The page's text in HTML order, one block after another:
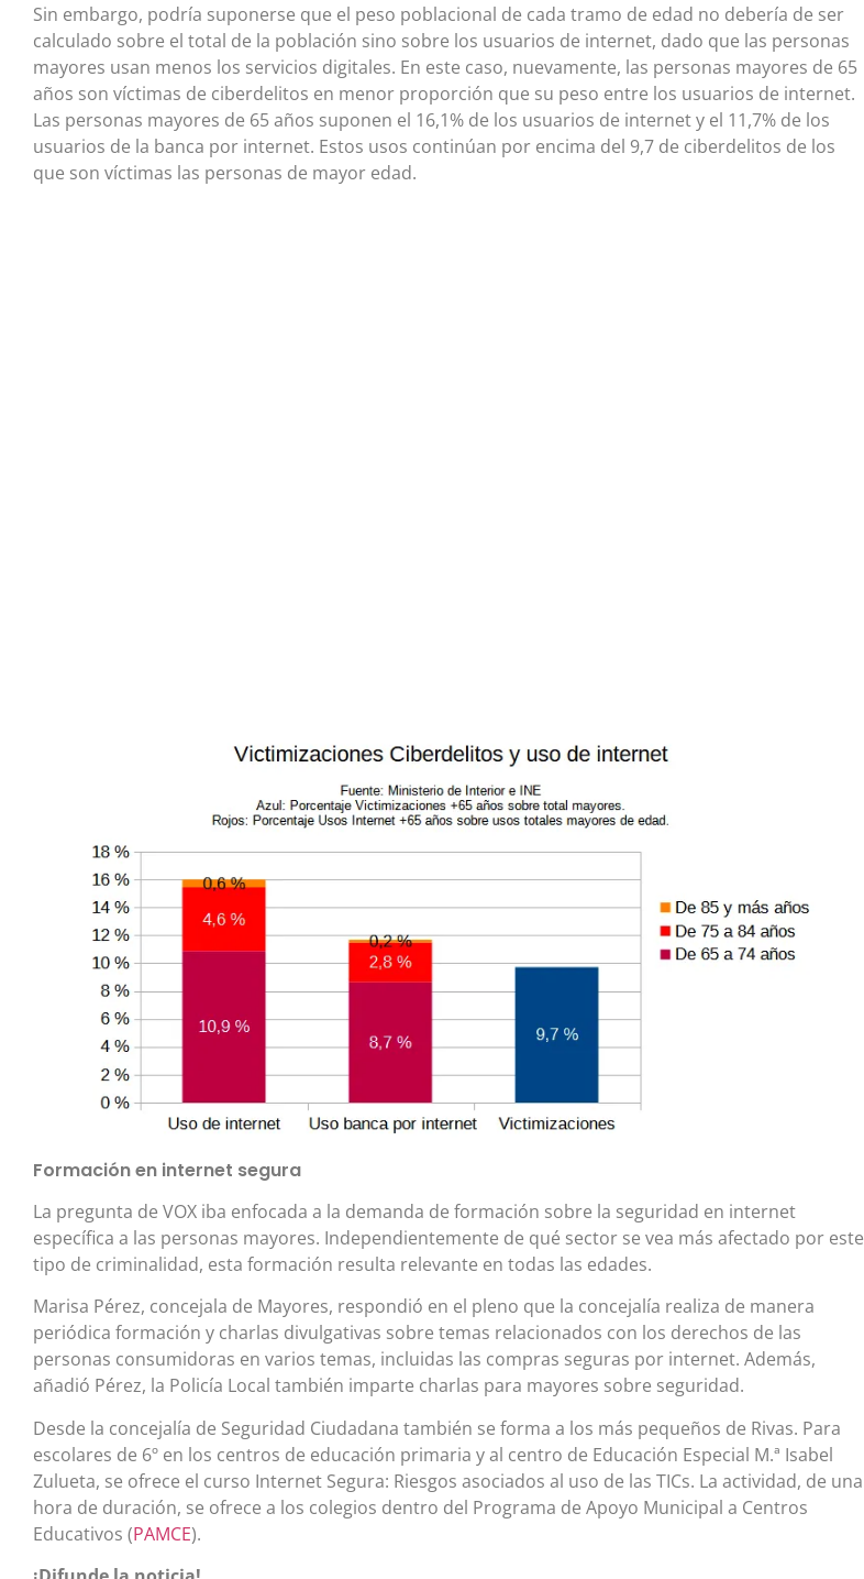
Sin embargo, podría suponerse que el peso poblacional de cada tramo de edad no debería de ser
calculado sobre el total de la población sino sobre los usuarios de internet, dado que las personas
mayores usan menos los servicios digitales. En este caso, nuevamente, las personas mayores de 65
años son víctimas de ciberdelitos en menor proporción que su peso entre los usuarios de internet.
Las personas mayores de 65 años suponen el 16,1% de los usuarios de internet y el 11,7% de los
usuarios de la banca por internet. Estos usos continúan por encima del 9,7 de ciberdelitos de los
que son víctimas las personas de mayor edad.
Formación en internet segura
La pregunta de VOX iba enfocada a la demanda de formación sobre la seguridad en internet
específica a las personas mayores. Independientemente de qué sector se vea más afectado por este
tipo de criminalidad, esta formación resulta relevante en todas las edades.
Marisa Pérez, concejala de Mayores, respondió en el pleno que la concejalía realiza de manera
periódica formación y charlas divulgativas sobre temas relacionados con los derechos de las
personas consumidoras en varios temas, incluidas las compras seguras por internet. Además,
añadió Pérez, la Policía Local también imparte charlas para mayores sobre seguridad.
Desde la concejalía de Seguridad Ciudadana también se forma a los más pequeños de Rivas. Para
escolares de 6º en los centros de educación primaria y al centro de Educación Especial M.ª Isabel
Zulueta, se ofrece el curso Internet Segura: Riesgos asociados al uso de las TICs. La actividad, de una
hora de duración, se ofrece a los colegios dentro del Programa de Apoyo Municipal a Centros
Educativos (PAMCE).